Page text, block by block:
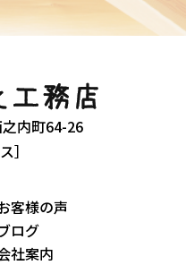
内町64-26
］
客様の声
ログ
社案内